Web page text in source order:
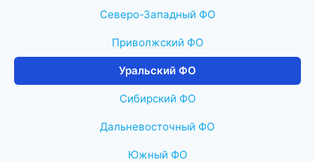
Северо-Западный ФО
Приволжский ФО
Уральский ФО
Сибирский ФО
Дальневосточный ФО
Южный ФО